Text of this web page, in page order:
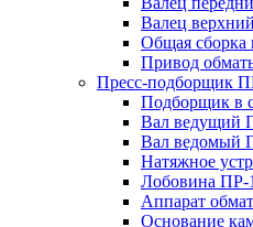
Валец
Общая
Привод
Пресс-подборщик
Подборщик в
Вал ведущий
Вал ведомый
Натяжное
Лобовина ПР-
Аппарат
Основание